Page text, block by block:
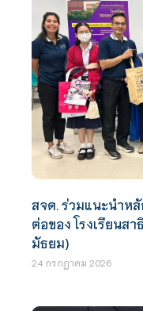
สจด. ร่วมแนะนำห
ต่อของ โรงเรียนส
มัธยม)
24 กรกฎาคม 2026